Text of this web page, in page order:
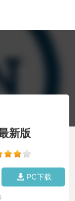
新版
PC下载